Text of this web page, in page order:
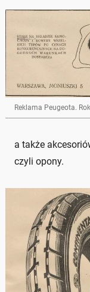
Reklama Peugeota.
a także
czyli opony.